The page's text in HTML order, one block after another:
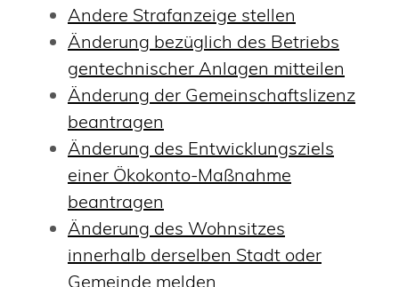
Andere Strafanzeige stellen
Änderung bezüglich des Betriebs
gentechnischer Anlagen mitteilen
Änderung der Gemeinschaftslizenz
beantragen
Änderung des Entwicklungsziels
einer Ökokonto-Maßnahme
beantragen
Änderung des Wohnsitzes
innerhalb derselben Stadt oder
Gemeinde melden